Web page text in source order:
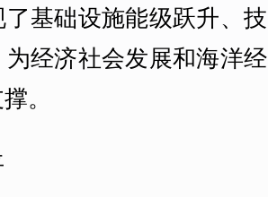
基础设施能级跃升、技
经济社会发展和海洋经
。